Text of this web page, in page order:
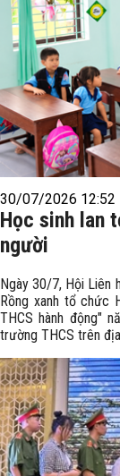
30/07/2026 12:52
Học sinh lan
người
Ngày 30/7, Hội Liên
Rồng xanh tổ chức
THCS hành động"
trường THCS trên